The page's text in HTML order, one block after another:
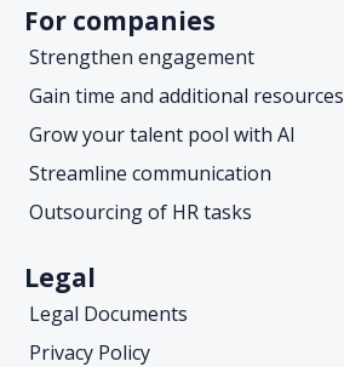
For companies
Strengthen engagement
Gain time and additional resources
Grow your talent pool with AI
Streamline communication
Outsourcing of HR tasks
Legal
Legal Documents
Privacy Policy